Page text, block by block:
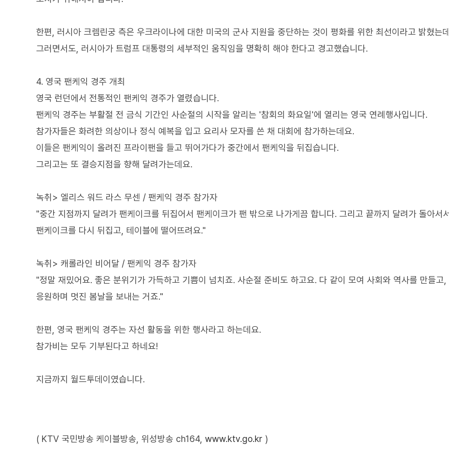
한편, 러시아 크렘린궁 측은 우크라이나에 대한 미국의 군사 지원을 중단하는 것이 평화를 위한 최선이라고 밝혔는
그러면서도, 러시아가 트럼프 대통령의 세부적인 움직임을 명확히 해야 한다고 경고했습니다.
4. 영국 팬케익 경주 개최
영국 런던에서 전통적인 팬케익 경주가 열렸습니다.
팬케익 경주는 부활절 전 금식 기간인 사순절의 시작을 알리는 '참회의 화요일'에 열리는 영국 연례행사입니다.
참가자들은 화려한 의상이나 정식 예복을 입고 요리사 모자를 쓴 채 대회에 참가하는데요.
이들은 팬케익이 올려진 프라이팬을 들고 뛰어가다가 중간에서 팬케익을 뒤집습니다.
그리고는 또 결승지점을 향해 달려가는데요.
녹취> 엘리스 워드 라스 무센 / 팬케익 경주 참가자
"중간 지점까지 달려가 팬케이크를 뒤집어서 팬케이크가 팬 밖으로 나가게끔 합니다. 그리고 끝까지 달려가 돌아서
팬케이크를 다시 뒤집고, 테이블에 떨어뜨려요."
녹취> 캐롤라인 비어달 / 팬케익 경주 참가자
"정말 재밌어요. 좋은 분위기가 가득하고 기쁨이 넘치죠. 사순절 준비도 하고요. 다 같이 모여 사회와 역사를 만들고,
응원하며 멋진 봄날을 보내는 거죠."
한편, 영국 팬케익 경주는 자선 활동을 위한 행사라고 하는데요.
참가비는 모두 기부된다고 하네요!
지금까지 월드투데이였습니다.
( KTV 국민방송 케이블방송, 위성방송 ch164, www.ktv.go.kr )